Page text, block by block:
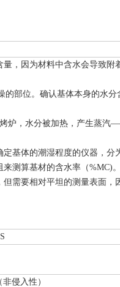
，因为材料中含水会导致附
的部位。确认基体本身的水分
炉，水分被加热，产生蒸
基体的潮湿程度的仪器，分
测算基材的含水率（%MC)。
需要相对平坦的测量表面，
侵入性）